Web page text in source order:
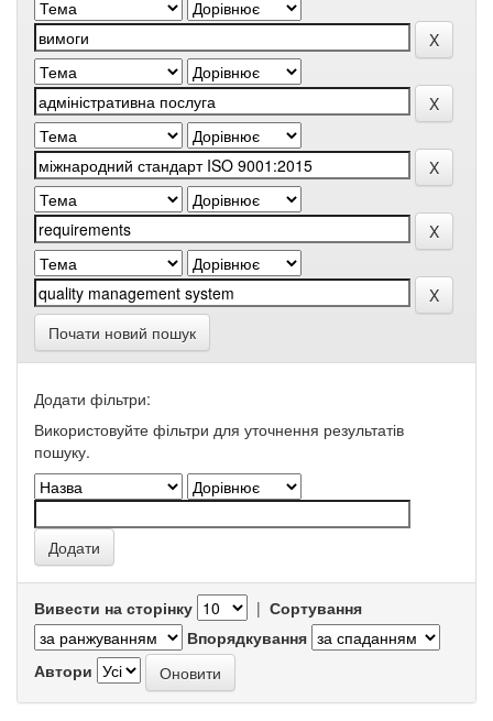
Почати новий пошук
Додати фільтри:
Використовуйте фільтри для уточнення результатів
пошуку.
Вивести на сторінку | Сортування
Впорядкування
Автори